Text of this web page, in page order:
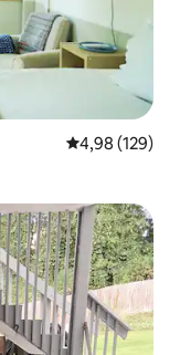
Évaluation
4,98 (129)